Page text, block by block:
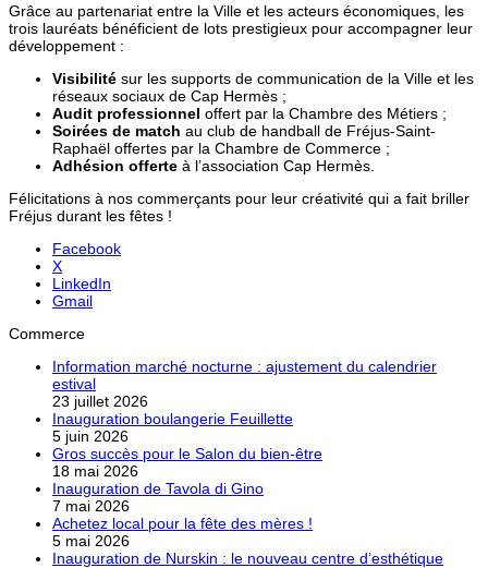
Grâce au partenariat entre la Ville et les acteurs économiques, les
trois lauréats bénéficient de lots prestigieux pour accompagner leur
développement :
Visibilité sur les supports de communication de la Ville et les
réseaux sociaux de Cap Hermès ;
Audit professionnel offert par la Chambre des Métiers ;
Soirées de match au club de handball de Fréjus-Saint-
Raphaël offertes par la Chambre de Commerce ;
Adhésion offerte à l’association Cap Hermès.
Félicitations à nos commerçants pour leur créativité qui a fait briller
Fréjus durant les fêtes !
Facebook
X
LinkedIn
Gmail
Commerce
Information marché nocturne : ajustement du calendrier
estival
23 juillet 2026
Inauguration boulangerie Feuillette
5 juin 2026
Gros succès pour le Salon du bien-être
18 mai 2026
Inauguration de Tavola di Gino
7 mai 2026
Achetez local pour la fête des mères !
5 mai 2026
Inauguration de Nurskin : le nouveau centre d’esthétique